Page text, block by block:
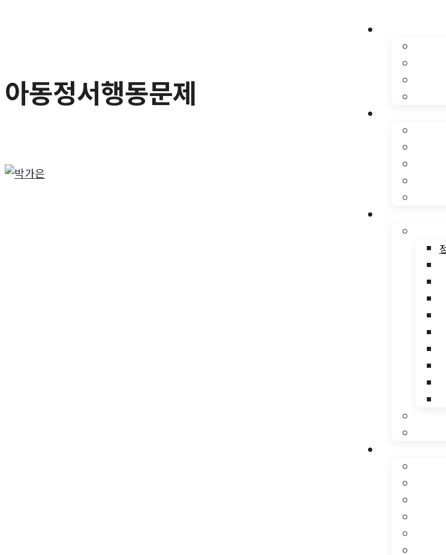
아동정서행동문제